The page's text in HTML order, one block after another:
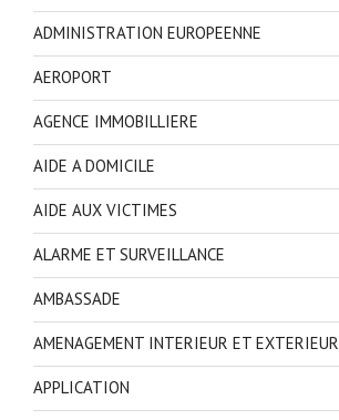
ADMINISTRATION EUROPEENNE
AEROPORT
AGENCE IMMOBILLIERE
AIDE A DOMICILE
AIDE AUX VICTIMES
ALARME ET SURVEILLANCE
AMBASSADE
AMENAGEMENT INTERIEUR ET EXTERIEUR
APPLICATION